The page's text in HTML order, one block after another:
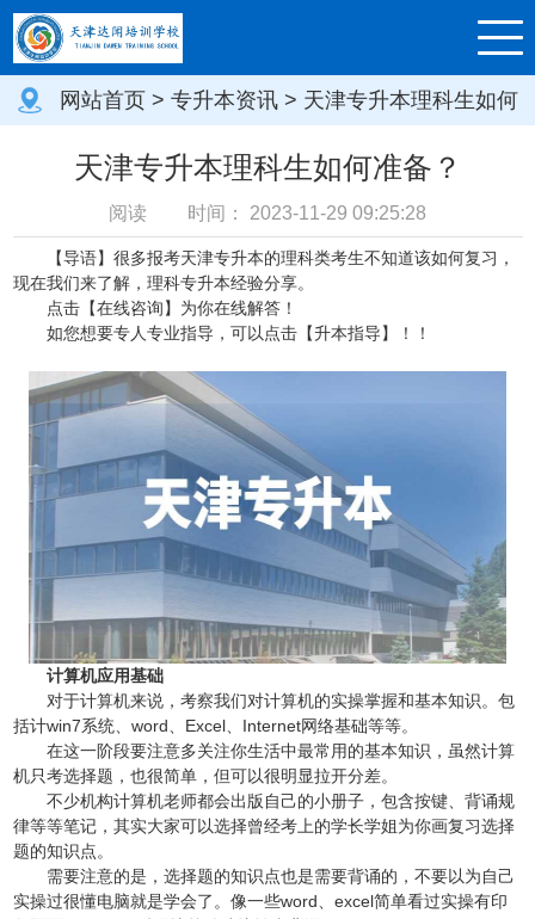
网站首页 > 专升本资讯 > 天津专升本理科生如何
准备？
天津专升本理科生如何准备？
阅读 时间： 2023-11-29 09:25:28
【导语】很多报考天津专升本的理科类考生不知道该如何复习，
现在我们来了解，理科专升本经验分享。
点击【在线咨询】 为你在线解答！
如您想要专人专业指导，可以点击【升本指导】！！
计算机应用基础
对于计算机来说，考察我们对计算机的实操掌握和基本知识。包
括计win7系统、word、Excel、Internet网络基础等等。
在这一阶段要注意多关注你生活中最常用的基本知识，虽然计算
机只考选择题，也很简单，但可以很明显拉开分差。
不少机构计算机老师都会出版自己的小册子，包含按键、背诵规
律等等笔记，其实大家可以选择曾经考上的学长学姐为你画复习选择
题的知识点。
需要注意的是，选择题的知识点也是需要背诵的，不要以为自己
实操过很懂电脑就是学会了。像一些word、excel简单看过实操有印